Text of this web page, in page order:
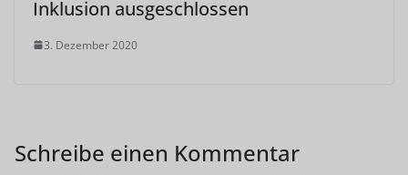
Inklusion ausgeschlossen
3. Dezember 2020
Schreibe einen Kommentar